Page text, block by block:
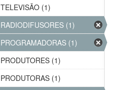
TELEVISÃO (1)
RADIODIFUSORES (1)
PROGRAMADORAS (1)
PRODUTORES (1)
PRODUTORAS (1)